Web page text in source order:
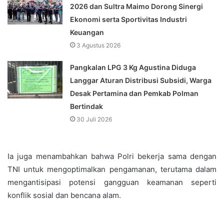
2026 dan Sultra Maimo Dorong Sinergi
Ekonomi serta Sportivitas Industri
Keuangan
3 Agustus 2026
Pangkalan LPG 3 Kg Agustina Diduga
Langgar Aturan Distribusi Subsidi, Warga
Desak Pertamina dan Pemkab Polman
Bertindak
30 Juli 2026
Ia juga menambahkan bahwa Polri bekerja sama dengan
TNI untuk mengoptimalkan pengamanan, terutama dalam
mengantisipasi potensi gangguan keamanan seperti
konflik sosial dan bencana alam.